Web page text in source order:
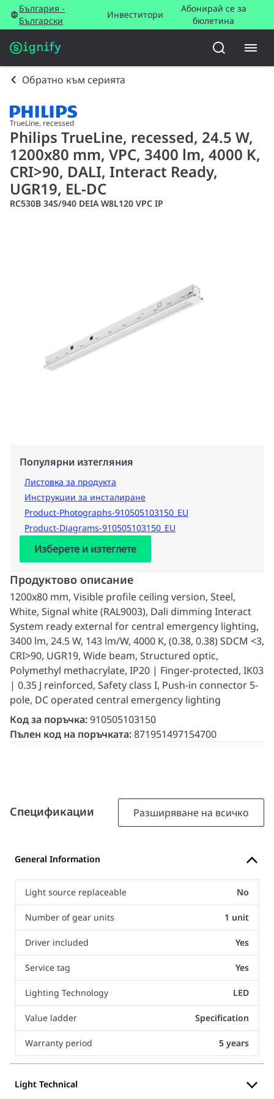
България -
Български
Инвеститори
Абонирай се за
бюлетина
Обратно към серията
TrueLine, recessed
Philips TrueLine, recessed, 24.5 W,
1200x80 mm, VPC, 3400 lm, 4000 K,
CRI>90, DALI, Interact Ready,
UGR19, EL-DC
RC530B 34S/940 DEIA W8L120 VPC IP
Популярни изтегляния
Листовка за продукта
Инструкции за инсталиране
Product-Photographs-910505103150_EU
Product-Diagrams-910505103150_EU
Изберете и изтеглете
Продуктово описание
1200x80 mm, Visible profile ceiling version, Steel,
White, Signal white (RAL9003), Dali dimming Interact
System ready external for central emergency lighting,
3400 lm, 24.5 W, 143 lm/W, 4000 K, (0.38, 0.38) SDCM <3,
CRI>90, UGR19, Wide beam, Structured optic,
Polymethyl methacrylate, IP20 | Finger-protected, IK03
| 0.35 J reinforced, Safety class I, Push-in connector 5-
pole, DC operated central emergency lighting
Код за поръчка:910505103150
Пълен код на поръчката:871951497154700
Спецификации Разширяване на всичко
General Information
Light source replaceable No
Number of gear units 1 unit
Driver included Yes
Service tag Yes
Lighting Technology LED
Value ladder Specification
Warranty period 5 years
Light Technical